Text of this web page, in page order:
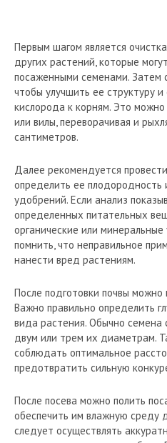
Первым шагом является
других растений, которые
посаженными семенами. Затем
чтобы улучшить ее структуру
кислорода к корням. Это
или вилы, переворачивая и
сантиметров.
Далее рекомендуется
определить ее плодородность
удобрений. Если анализ
определенных питательных
органические или
помнить, что неправильное
нанести вред растениям.
После подготовки почвы можно
Важно правильно определить
вида растения. Обычно семена
двум или трем их диаметрам.
соблюдать оптимальное
предотвратить сильную
После посева можно полить
обеспечить им влажную среду
следует осуществлять